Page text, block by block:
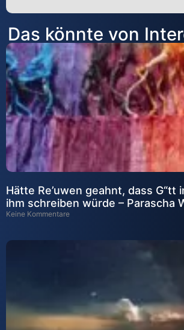
Alternative:
Das könnte von
Hätte Re’uwen geahnt, dass G“tt
ihm schreiben würde – Parascha
Keine Kommentare